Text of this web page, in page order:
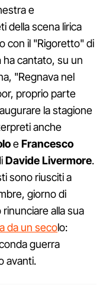
e
della scena lirica
con il "Rigoretto" di
ha cantato, su un
"Regnava nel
proprio parte
la stagione
anche
eFrancesco
Davide Livermore.
sono riusciti a
giorno di
alla sua
da un secolo:
guerra
avanti.